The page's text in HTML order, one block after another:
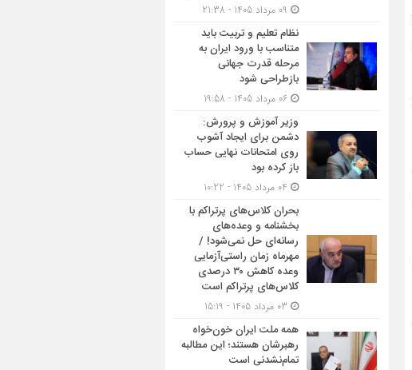
نظام تعلیم و تربیت باید
متناسب با ورود ایران به
مرحله قدرت جهانی
بازطراحی شود
وزیر آموزش و پرورش:
دشمن برای ایجاد آشوب
روی امتحانات نهایی حساب
باز کرده بود
بحران کلاس‌های پرتراکم با
بخشنامه و وعده‌های
رسانه‌ای حل نمی‌شود! /
مهرماه زمان راستی‌آزمایی
وعده کاهش ۳۰ درصدی
کلاس‌های پرتراکم است
همه ملت ایران خون‌خواه
رهبرشان هستند؛ این مطالبه
تمام‌نشدنی است